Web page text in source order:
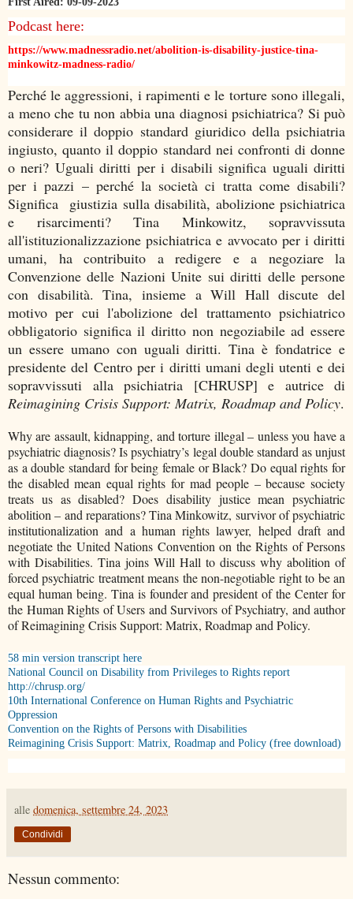
Podcast here:
https://www.madnessradio.net/abolition-is-disability-justice-tina-
minkowitz-madness-radio/
Perché le aggressioni, i rapimenti e le torture sono illegali,
a meno che tu non abbia una diagnosi psichiatrica? Si può
considerare il doppio standard giuridico della psichiatria
ingiusto, quanto il doppio standard nei confronti di donne
o neri? Uguali diritti per i disabili significa uguali diritti
per i pazzi – perché la società ci tratta come disabili?
Significa giustizia sulla disabilità, abolizione psichiatrica
e risarcimenti? Tina Minkowitz, sopravvissuta
all'istituzionalizzazione psichiatrica e avvocato per i diritti
umani, ha contribuito a redigere e a negoziare la
Convenzione delle Nazioni Unite sui diritti delle persone
con disabilità. Tina, insieme a Will Hall discute del
motivo per cui l'abolizione del trattamento psichiatrico
obbligatorio significa il diritto non negoziabile ad essere
un essere umano con uguali diritti. Tina è fondatrice e
presidente del Centro per i diritti umani degli utenti e dei
sopravvissuti alla psichiatria [CHRUSP] e autrice di
Reimagining Crisis Support: Matrix, Roadmap and Policy.
Why are assault, kidnapping, and torture illegal – unless you have a
psychiatric diagnosis? Is psychiatry’s legal double standard as unjust
as a double standard for being female or Black? Do equal rights for
the disabled mean equal rights for mad people – because society
treats us as disabled? Does disability justice mean psychiatric
abolition – and reparations? Tina Minkowitz, survivor of psychiatric
institutionalization and a human rights lawyer, helped draft and
negotiate the United Nations Convention on the Rights of Persons
with Disabilities. Tina joins Will Hall to discuss why abolition of
forced psychiatric treatment means the non-negotiable right to be an
equal human being. Tina is founder and president of the Center for
the Human Rights of Users and Survivors of Psychiatry, and author
of Reimagining Crisis Support: Matrix, Roadmap and Policy.
58 min version transcript here
National Council on Disability from Privileges to Rights report
http://chrusp.org/
10th International Conference on Human Rights and Psychiatric
Oppression
Convention on the Rights of Persons with Disabilities
Reimagining Crisis Support: Matrix, Roadmap and Policy (free download)
alle domenica, settembre 24, 2023
Condividi
Nessun commento: